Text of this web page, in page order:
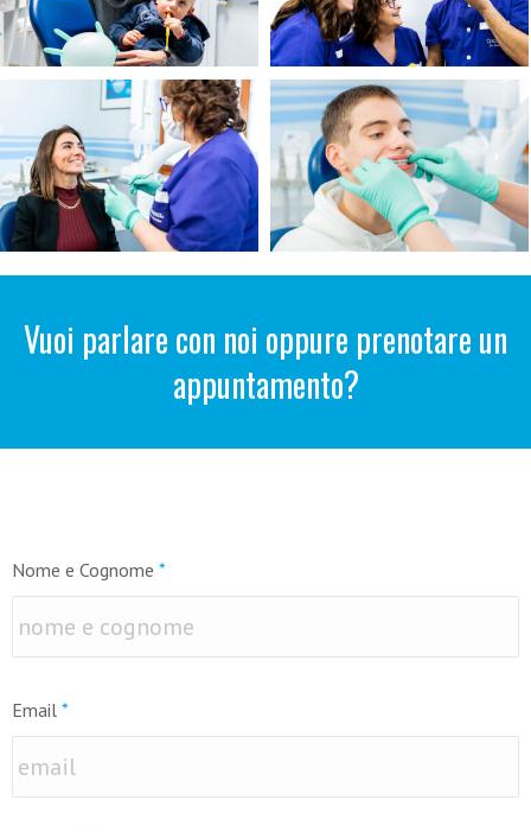
Vuoi parlare con noi oppure prenotare un
appuntamento?
Nome e Cognome *
Email *